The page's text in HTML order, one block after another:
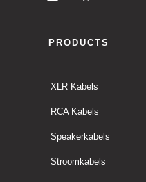
PRODUCTS
XLR Kabels
RCA Kabels
Speakerkabels
Stroomkabels